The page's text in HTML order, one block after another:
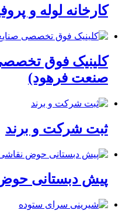
کارخانه لوله و
کلینیک فوق
صنعت فرهود)
ثبت شرکت و برند
پیش دبستانی